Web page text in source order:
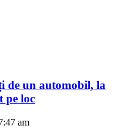
de un automobil, la
pe loc
am